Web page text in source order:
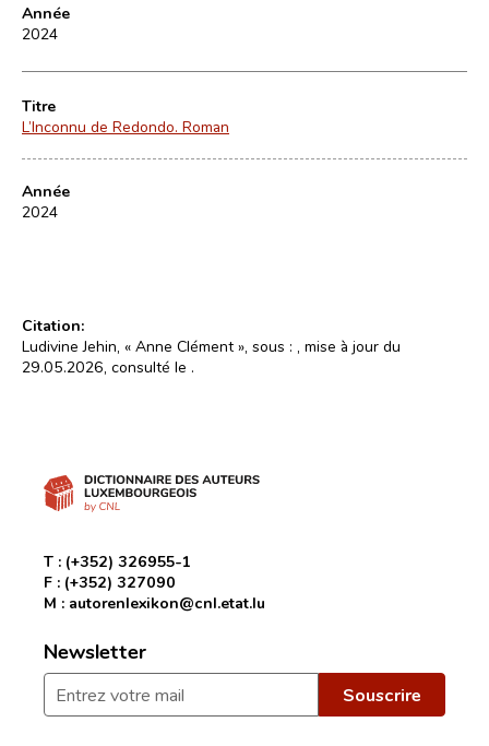
Année
2024
Titre
L’Inconnu de Redondo. Roman
Année
2024
Citation:
Ludivine Jehin, « Anne Clément », sous : , mise à jour du
29.05.2026, consulté le .
T : (+352) 326955-1
F : (+352) 327090
M : autorenlexikon@cnl.etat.lu
Newsletter